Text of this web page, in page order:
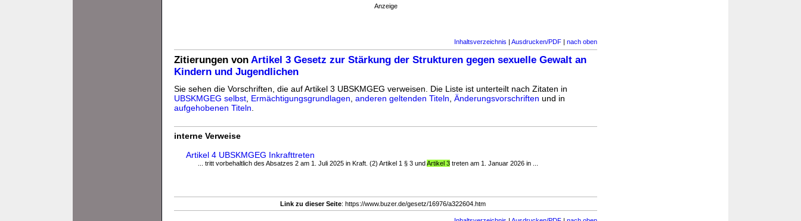
Anzeige
Inhaltsverzeichnis | Ausdrucken/PDF | nach oben
Zitierungen von Artikel 3 Gesetz zur Stärkung der Strukturen gegen sexuelle Gewalt an
Kindern und Jugendlichen
Sie sehen die Vorschriften, die auf Artikel 3 UBSKMGEG verweisen. Die Liste ist unterteilt nach Zitaten in
UBSKMGEG selbst Ermächtigungsgrundlagen anderen geltenden Titeln Änderungsvorschriften und in
aufgehobenen Titeln
interne Verweise
Artikel 4 UBSKMGEG Inkrafttreten
... tritt vorbehaltlich des Absatzes 2 am 1. Juli 2025 in Kraft. (2) Artikel 1 § 3 undArtikel 3 treten am 1. Januar 2026 in ...
Link zu dieser Seite: https://www.buzer.de/gesetz/16976/a322604.htm